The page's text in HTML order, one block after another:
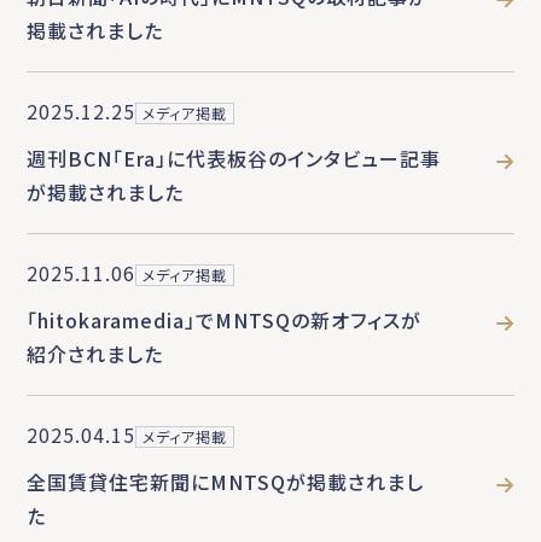
掲載されました
2025.12.25 メディア掲載
週刊BCN「Era」に代表板谷のインタビュー記事
が掲載されました
2025.11.06 メディア掲載
「hitokaramedia」でMNTSQの新オフィスが
紹介されました
2025.04.15 メディア掲載
全国賃貸住宅新聞にMNTSQが掲載されまし
た